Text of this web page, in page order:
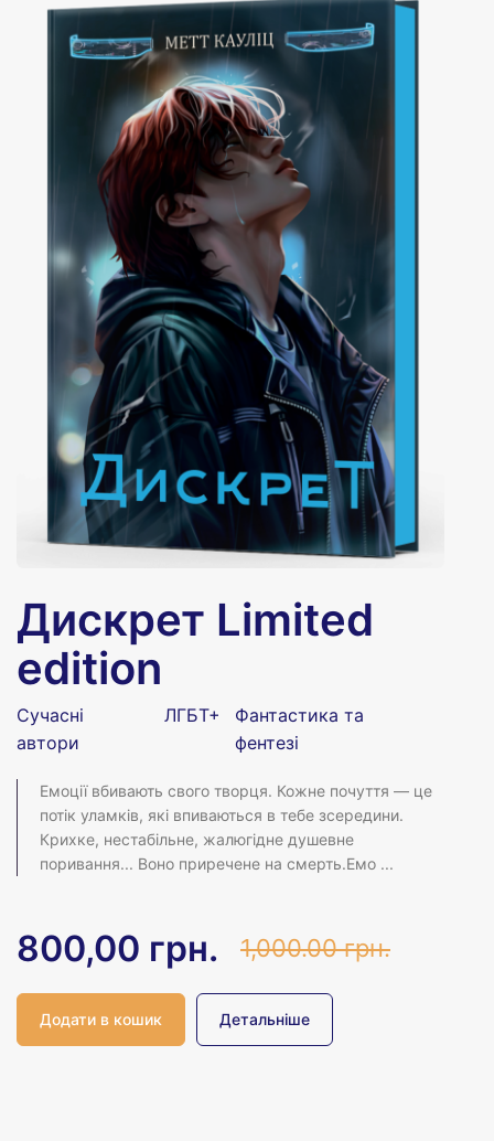
Дискрет Limited
edition
Сучасні
автори
ЛГБТ+
Фантастика та
фентезі
Емоції вбивають свого творця. Кожне почуття — це
потік уламків, які впиваються в тебе зсередини.
Крихке, нестабільне, жалюгідне душевне
поривання... Воно приречене на смерть.Емо ...
800,00 грн. 1,000.00 грн.
Детальніше